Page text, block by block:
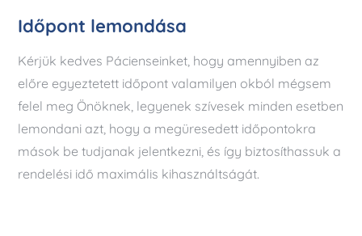
Időpont lemondása
Kérjük kedves Pácienseinket, hogy amennyiben az
előre egyeztetett időpont valamilyen okból mégsem
felel meg Önöknek, legyenek szívesek minden esetben
lemondani azt, hogy a megüresedett időpontokra
mások be tudjanak jelentkezni, és így biztosíthassuk a
rendelési idő maximális kihasználtságát.